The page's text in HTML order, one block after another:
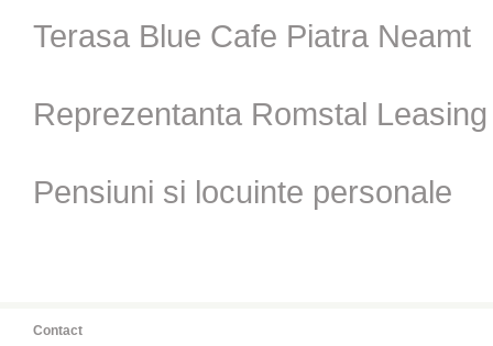
Terasa Blue Cafe Piatra Neamt
Reprezentanta Romstal
Pensiuni si locuinte personale
Contact